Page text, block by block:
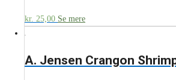
kr. 25,00 Se mere
A. Jensen Crangon